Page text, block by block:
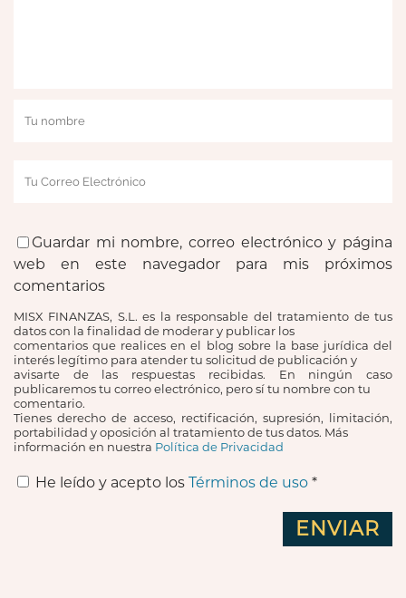
Guardar mi nombre, correo electrónico y página
web en este navegador para mis próximos
comentarios
MISX FINANZAS, S.L. es la responsable del tratamiento de tus
datos con la finalidad de moderar y publicar los
comentarios que realices en el blog sobre la base jurídica del
interés legítimo para atender tu solicitud de publicación y
avisarte de las respuestas recibidas. En ningún caso
publicaremos tu correo electrónico, pero sí tu nombre con tu
comentario.
Tienes derecho de acceso, rectificación, supresión, limitación,
portabilidad y oposición al tratamiento de tus datos. Más
información en nuestra Política de Privacidad
He leído y acepto los Términos de uso *